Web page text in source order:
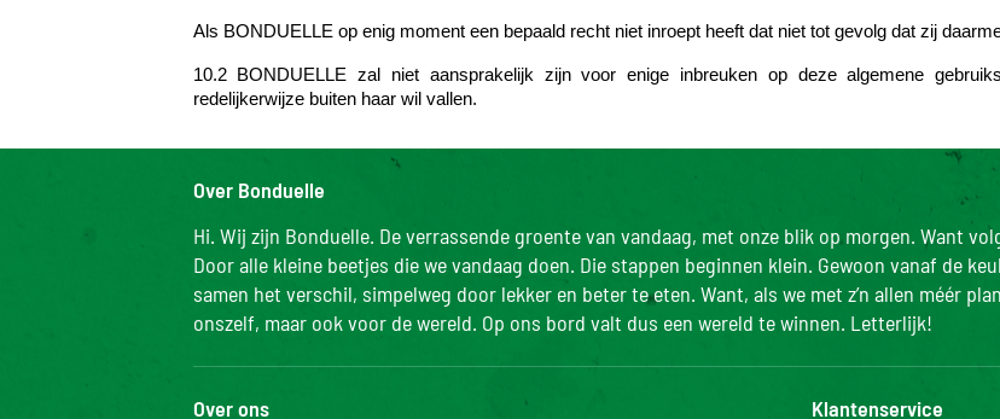
Als BONDUELLE op enig moment een bepaald recht niet inroept heeft dat niet tot gevolg dat zij
10.2 BONDUELLE zal niet aansprakelijk zijn voor enige inbreuken op deze algemene
redelijkerwijze buiten haar wil vallen.
Over Bonduelle
Hi. Wij zijn Bonduelle. De verrassende groente van vandaag, met onze blik op morgen. Want
Door alle kleine beetjes die we vandaag doen. Die stappen beginnen klein. Gewoon vanaf de
samen het verschil, simpelweg door lekker en beter te eten. Want, als we met z’n allen méér
onszelf, maar ook voor de wereld. Op ons bord valt dus een wereld te winnen. Letterlijk!
Over ons Klantenservice